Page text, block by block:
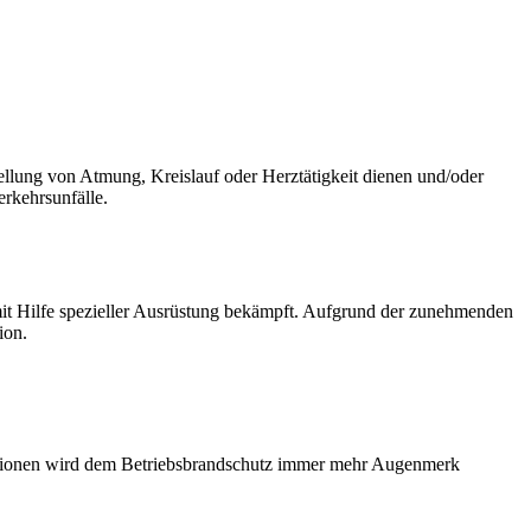
von Atmung, Kreislauf oder Herztätigkeit dienen und/oder
Hilfe spezieller Ausrüstung bekämpft. Aufgrund der zunehmenden
wird dem Betriebsbrandschutz immer mehr Augenmerk